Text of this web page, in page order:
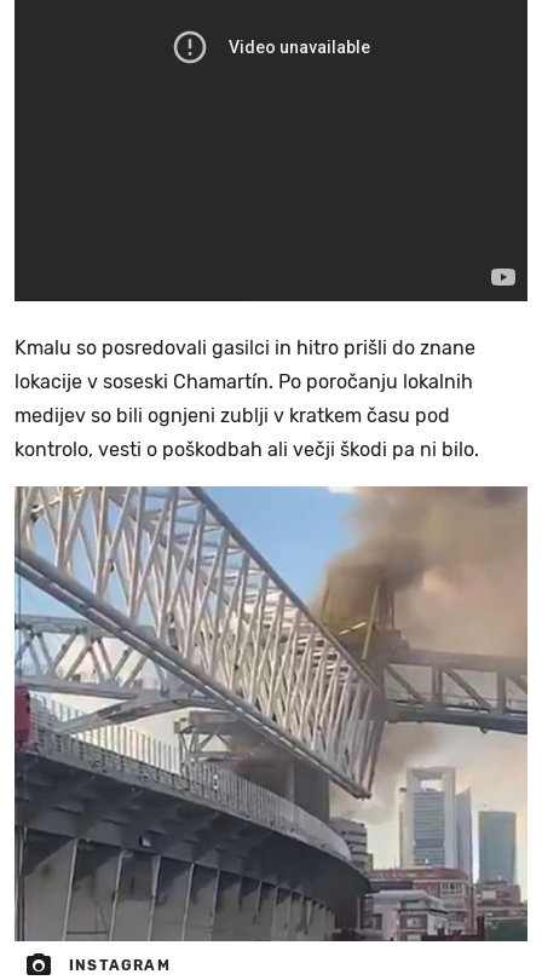
Kmalu so posredovali gasilci in hitro prišli do znane
lokacije v soseski Chamartín. Po poročanju lokalnih
medijev so bili ognjeni zublji v kratkem času pod
kontrolo, vesti o poškodbah ali večji škodi pa ni bilo.
INSTAGRAM